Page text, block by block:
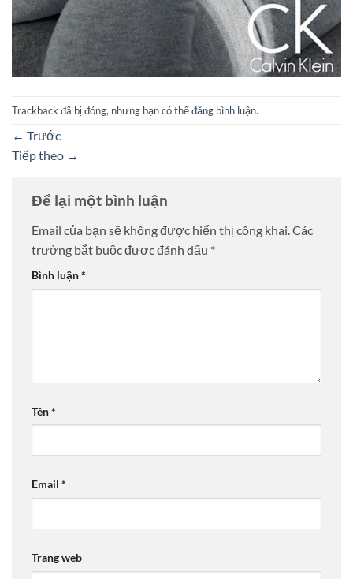
Trackback đã bị đóng, nhưng bạn có thểđăng bình luận.
← Trước
Tiếp theo →
Để lại một bình luận
Email của bạn sẽ không được hiển thị công khai.Các
trường bắt buộc được đánh dấu *
Bình luận*
Tên*
Email *
Trang web